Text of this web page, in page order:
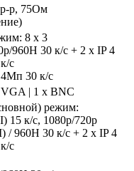
p, 75Ом
8 х 3
960H 30 к/с + 2 х IP 4
с
30 к/с
| 1 x BNC
режим:
15 к/с, 1080р/720р
960H 30 к/с + 2 х IP 4
с